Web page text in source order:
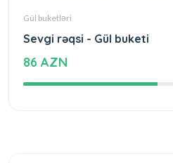
Gül buketləri
Sevgi rəqsi - Gül buketi
86 AZN